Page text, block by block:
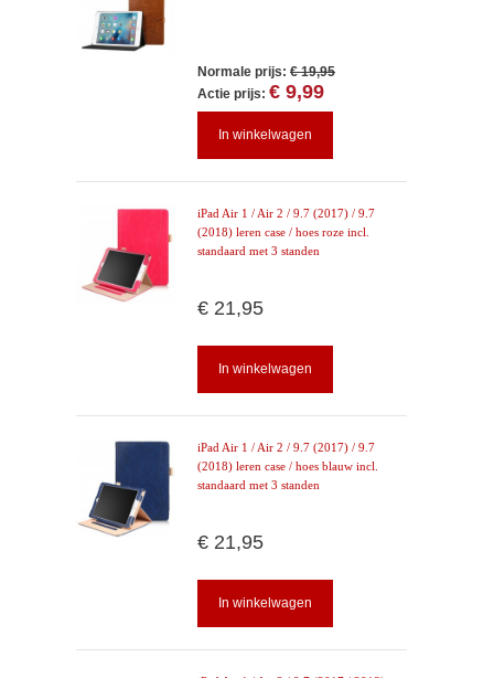
Normale prijs: € 19,95
Actie prijs: € 9,99
In winkelwagen
iPad Air 1 / Air 2 / 9.7 (2017) / 9.7
(2018) leren case / hoes roze incl.
standaard met 3 standen
€ 21,95
In winkelwagen
iPad Air 1 / Air 2 / 9.7 (2017) / 9.7
(2018) leren case / hoes blauw incl.
standaard met 3 standen
€ 21,95
In winkelwagen